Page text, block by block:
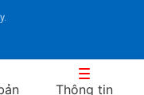
Thông tin